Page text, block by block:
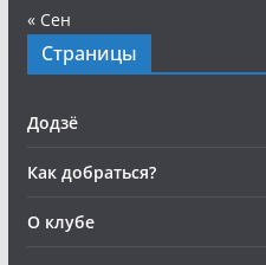
« Сен
Страницы
Додзё
Как добраться?
О клубе